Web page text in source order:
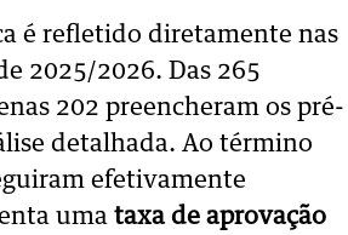
é refletido diretamente nas
2025/2026. Das 265
202 preencheram os pré-
detalhada. Ao término
efetivamente
uma taxa de aprovação